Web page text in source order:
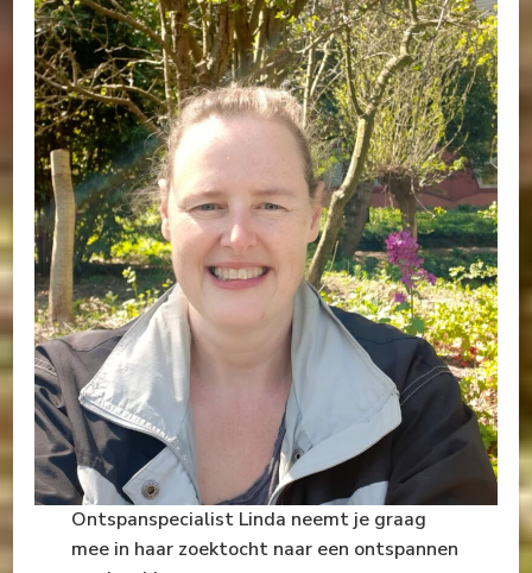
Ontspanspecialist Linda neemt je graag
mee in haar zoektocht naar een ontspannen